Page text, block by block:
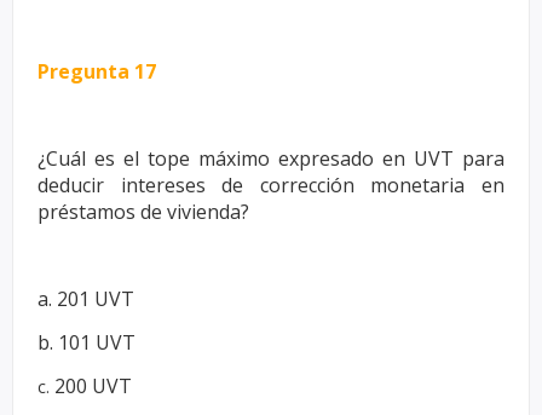
Pregunta 17
¿Cuál es el tope máximo expresado en UVT para
deducir intereses de corrección monetaria en
préstamos de vivienda?
a. 201 UVT
b. 101 UVT
c. 200 UVT